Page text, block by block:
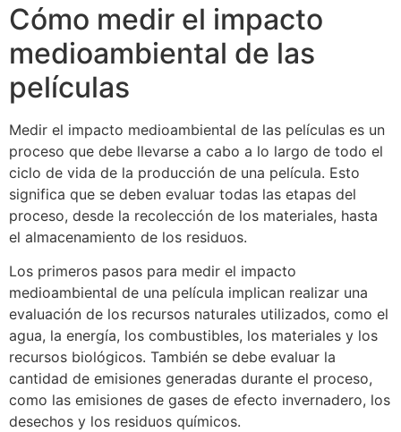
Cómo medir el impacto
medioambiental de las
películas
Medir el impacto medioambiental de las películas es un
proceso que debe llevarse a cabo a lo largo de todo el
ciclo de vida de la producción de una película. Esto
significa que se deben evaluar todas las etapas del
proceso, desde la recolección de los materiales, hasta
el almacenamiento de los residuos.
Los primeros pasos para medir el impacto
medioambiental de una película implican realizar una
evaluación de los recursos naturales utilizados, como el
agua, la energía, los combustibles, los materiales y los
recursos biológicos. También se debe evaluar la
cantidad de emisiones generadas durante el proceso,
como las emisiones de gases de efecto invernadero, los
desechos y los residuos químicos.